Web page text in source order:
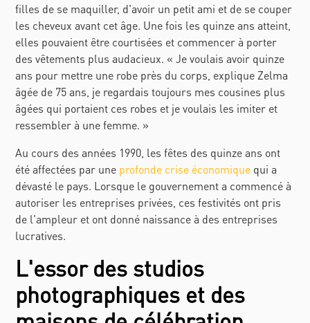
filles de se maquiller, d'avoir un petit ami et de se couper
les cheveux avant cet âge. Une fois les quinze ans atteint,
elles pouvaient être courtisées et commencer à porter
des vêtements plus audacieux.«Je voulais avoir quinze
ans pour mettre une robe près du corps, explique Zelma
âgée de 75 ans, je regardais toujours mes cousines plus
âgées qui portaient ces robes et je voulais les imiter et
ressembler à une femme. »
Au cours des années 1990, les fêtes des quinze ans ont
été affectées par une profonde crise économique qui a
dévasté le pays. Lorsque le gouvernement a commencé à
autoriser les entreprises privées, ces festivités ont pris
de l'ampleur et ont donné naissance à des entreprises
lucratives.
L'essor des studios
photographiques et des